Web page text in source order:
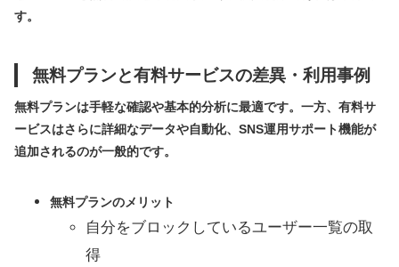
す。
無料プランと有料サービスの差異・利用事例
無料プランは手軽な確認や基本的分析に最適です。一方、有料サ
ービスはさらに詳細なデータや自動化、SNS運用サポート機能が
追加されるのが一般的です。
無料プランのメリット
自分をブロックしているユーザー一覧の取
得